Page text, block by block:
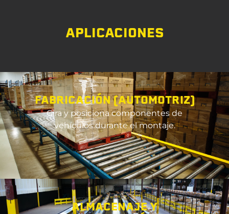
APLICACIONES
FABRICACIÓN (AUTOMOTRIZ)
Gira y posiciona componentes de
vehículos durante el montaje.
ALMACENAJE Y